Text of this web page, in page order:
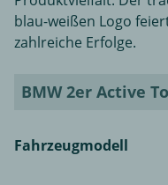
blau-weißen Logo
zahlreiche Erfolge.
BMW 2er Active
Fahrzeugmodell